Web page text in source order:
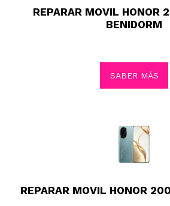
REPARAR MOVIL HONOR
BENIDORM
SABER MÁS
REPARAR MOVIL HONOR